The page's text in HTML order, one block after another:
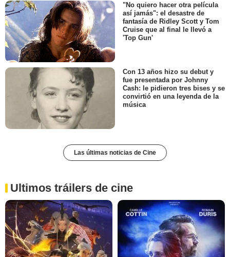
"No quiero hacer otra película
así jamás": el desastre de
fantasía de Ridley Scott y Tom
Cruise que al final le llevó a
'Top Gun'
Con 13 años hizo su debut y
fue presentada por Johnny
Cash: le pidieron tres bises y se
convirtió en una leyenda de la
música
Las últimas noticias de Cine
Ultimos tráilers de cine